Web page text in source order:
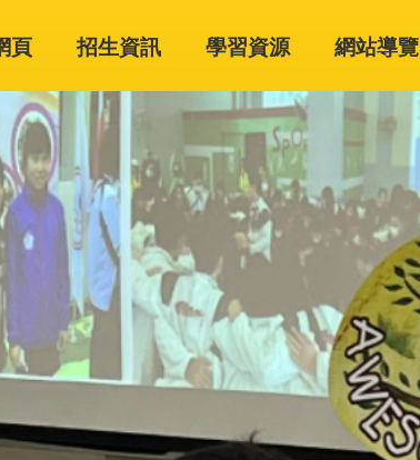
頁 招生資訊 學習資源 網站導覽